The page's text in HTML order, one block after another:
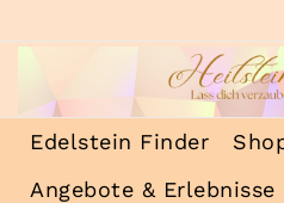
Inhalt
Heilsteinmagie
Lass dich verzaubern
Edelstein Finder
Angebote & Erlebnisse